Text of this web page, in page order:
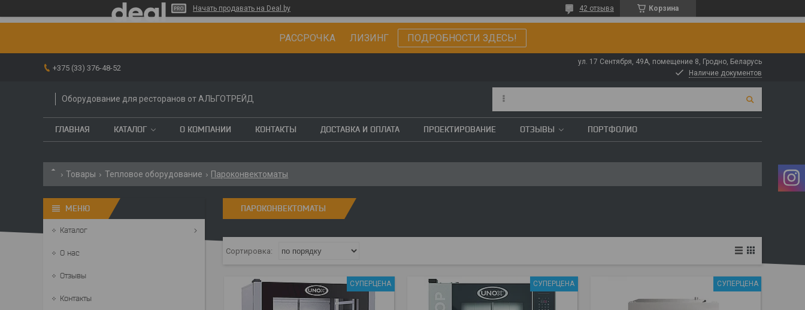
Начать продавать на Deal.by Корзина
42 отзыва
РАССРОЧКА ЛИЗИНГ ПОДРОБНОСТИ ЗДЕСЬ!
+375 (33) 376-48-52
ул. 17 Сентября, 49А, помещение 8, Гродно, Беларусь
Наличие документов
Оборудование для ресторанов от АЛЬГОТРЕЙД
ГЛАВНАЯ КАТАЛОГ О КОМПАНИИ КОНТАКТЫ ДОСТАВКА И ОПЛАТА ПРОЕКТИРОВАНИЕ ОТЗЫВЫ ПОРТФОЛИО
Товары Тепловое оборудование Пароконвектоматы
ПАРОКОНВЕКТОМАТЫ
СУПЕРЦЕНА СУПЕРЦЕНА СУПЕРЦЕНА
Каталог
О нас
Отзывы
Контакты